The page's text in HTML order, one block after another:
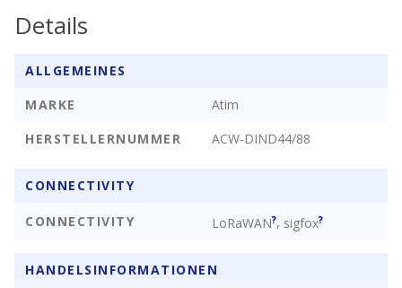
Details
ALLGEMEINES
MARKE
Atim
HERSTELLERNUMMER
ACW-DIND44/88
CONNECTIVITY
CONNECTIVITY LoRaWAN?, sigfox?
HANDELSINFORMATIONEN